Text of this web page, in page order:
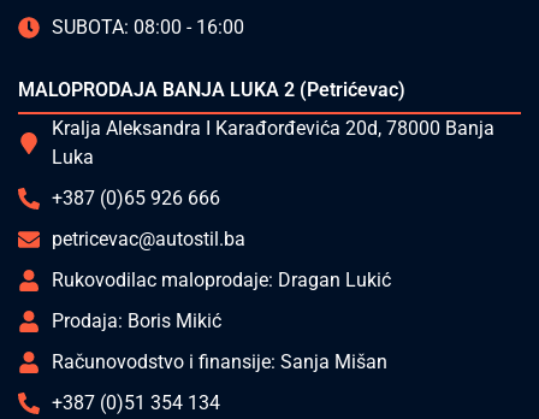
SUBOTA: 08:00 - 16:00
MALOPRODAJA BANJA LUKA 2 (Petrićevac)
Kralja Aleksandra I Karađorđevića 20d, 78000 Banja
Luka
+387 (0)65 926 666
petricevac@autostil.ba
Rukovodilac maloprodaje: Dragan Lukić
Prodaja: Boris Mikić
Računovodstvo i finansije: Sanja Mišan
+387 (0)51 354 134